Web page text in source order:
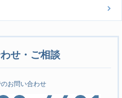
せ・ご相談
お問い合わせ